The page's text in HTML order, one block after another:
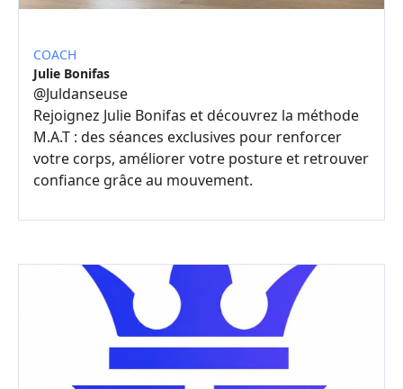
COACH
Julie Bonifas
@Juldanseuse
Rejoignez Julie Bonifas et découvrez la méthode
M.A.T : des séances exclusives pour renforcer
votre corps, améliorer votre posture et retrouver
confiance grâce au mouvement.